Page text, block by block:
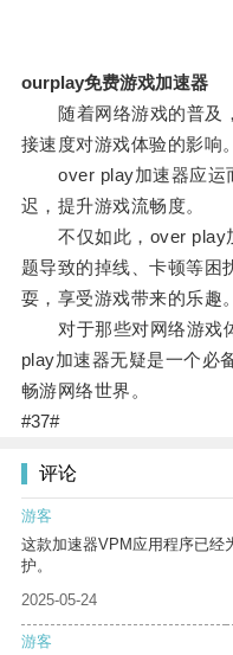
ourplay免费游戏加速器
随着网络游戏的普及
接速度对游戏体验的影响。
over play加速器应运
迟，提升游戏流畅度。
不仅如此，over play
题导致的掉线、卡顿等困
耍，享受游戏带来的乐趣。
对于那些对网络游戏
play加速器无疑是一个必
畅游网络世界。
#37#
评论
游客
这款加速器VPM应用程序已经
护。
2025-05-24
游客